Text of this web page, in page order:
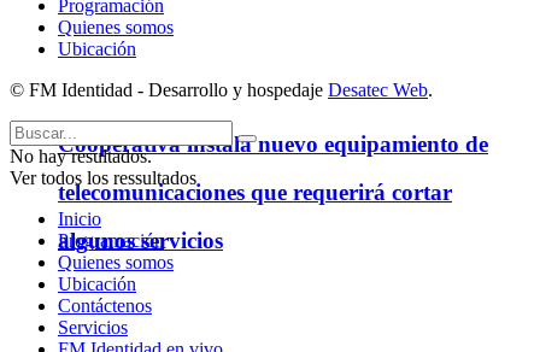
Cooperativa instala nuevo equipamiento de
telecomunicaciones que requerirá cortar
algunos servicios
Programación
Quienes somos
Ubicación
© FM Identidad - Desarrollo y hospedaje Desatec Web.
No hay resultados.
Ver todos los ressultados
Inicio
Programación
Quienes somos
Ubicación
Contáctenos
Servicios